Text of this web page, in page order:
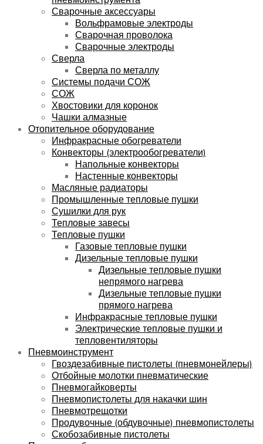
Сварочные аксессуары
Вольфрамовые электроды
Сварочная проволока
Сварочные электроды
Сверла
Сверла по металлу
Системы подачи СОЖ
СОЖ
Хвостовики для коронок
Чашки алмазные
Отопительное оборудование
Инфракрасные обогреватели
Конвекторы (электрообогреватели)
Напольные конвекторы
Настенные конвекторы
Масляные радиаторы
Промышленные тепловые пушки
Сушилки для рук
Тепловые завесы
Тепловые пушки
Газовые тепловые пушки
Дизельные тепловые пушки
Дизельные тепловые пушки
непрямого нагрева
Дизельные тепловые пушки
прямого нагрева
Инфракрасные тепловые пушки
Электрические тепловые пушки и
тепловентиляторы
Пневмоинструмент
Гвоздезабивные пистолеты (пневмонейлеры)
Отбойные молотки пневматические
Пневмогайковерты
Пневмопистолеты для накачки шин
Пневмотрещотки
Продувочные (обдувочные) пневмопистолеты
Скобозабивные пистолеты